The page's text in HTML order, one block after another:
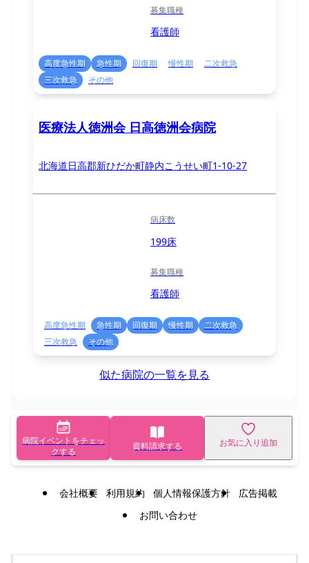
募集職種
看護師
高度急性期 急性期 回復期 慢性期
二次救急
三次救急
その他
医療法人徳洲会 日高徳洲会病院
北海道日高郡新ひだか町静内こうせい町1-10-27
病床数
199床
募集職種
看護師
高度急性期 急性期 回復期 慢性期
二次救急
三次救急
その他
似た病院の一覧を見る
病院イベントをチェッ
クする
資料請求する お気に入り追加
会社概要 利用規約 個人情報保護方針
広告掲載
お問い合わせ